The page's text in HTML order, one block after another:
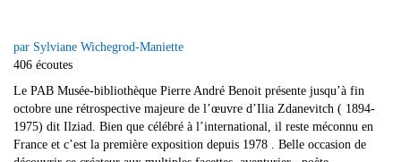
par Sylviane Wichegrod-Maniette
406 écoutes
Le PAB Musée-bibliothèque Pierre André Benoit présente jusqu’à fin
octobre une rétrospective majeure de l’œuvre d’Ilia Zdanevitch ( 1894-
1975) dit Ilziad. Bien que célébré à l’international, il reste méconnu en
France et c’est la première exposition depuis 1978 . Belle occasion de